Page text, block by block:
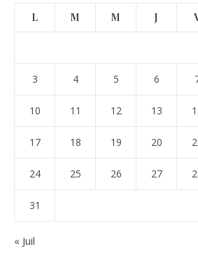
L M M J
3 4 5 6
10 11 12 13
17 18 19 20
24 25 26 27
31
« Juil